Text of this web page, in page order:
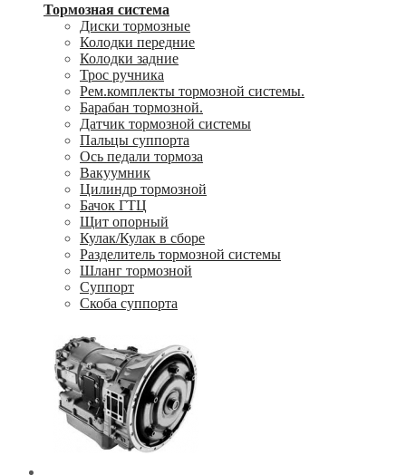
Тормозная система
Диски тормозные
Колодки передние
Колодки задние
Трос ручника
Рем.комплекты тормозной системы.
Барабан тормозной.
Датчик тормозной системы
Пальцы суппорта
Ось педали тормоза
Вакуумник
Цилиндр тормозной
Бачок ГТЦ
Щит опорный
Кулак/Кулак в сборе
Разделитель тормозной системы
Шланг тормозной
Суппорт
Скоба суппорта